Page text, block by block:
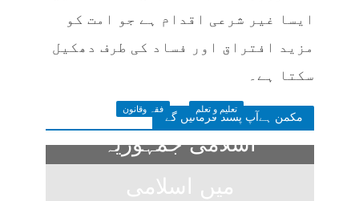
ایسا غیر شرعی اقدام ہے جو امت کو
مزید افتراق اور فساد کی طرف دھکیل
سکتا ہے۔
مکمن ہےآپ پسند فرمائیں گے
تعلیم و تعلم فقہ وقانون
اسلامی جمہوریہ
میں اسلامی